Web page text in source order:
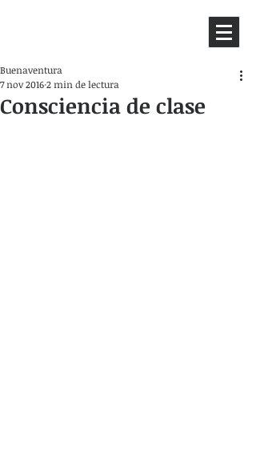
Consciencia de clase
Buenaventura
7 nov 20162 min de lectura